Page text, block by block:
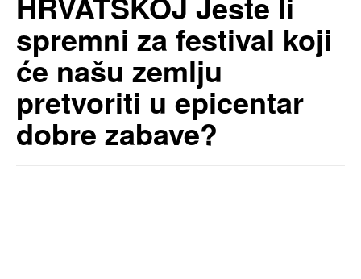
spremni za festival koji
će našu zemlju
pretvoriti u epicentar
dobre zabave?